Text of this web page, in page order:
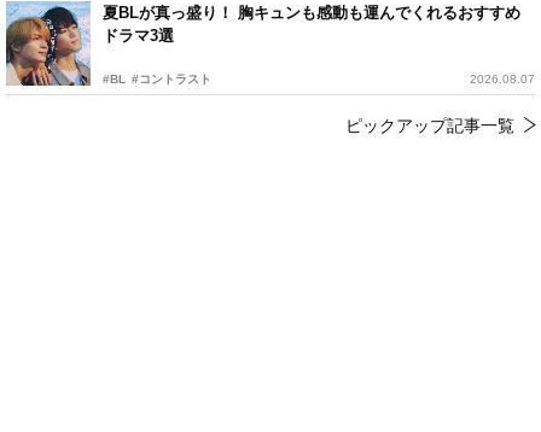
夏BLが真っ盛り！ 胸キュンも感動も運んでくれるおすすめ
ドラマ3選
#BL #コントラスト 2026.08.07
ピックアップ記事一覧